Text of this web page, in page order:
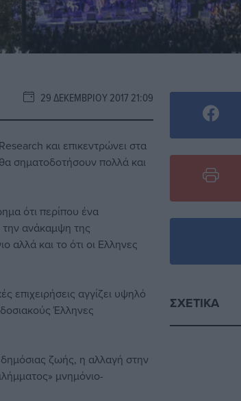
29 ΔΕΚΕΜΒΡΊΟΥ 2017 21:09
και επικεντρώνει στα
σηματοδοτήσουν πολλά και
ότι περίπου ένα
την ανάκαμψη της
αλλά και το ότι οι Ελληνες
επιχειρήσεις αγγίζει υψηλό
Έλληνες
δημόσιας ζωής, η αλλαγή στην
μνημόνιο-
ΣΧΕΤΙΚΆ